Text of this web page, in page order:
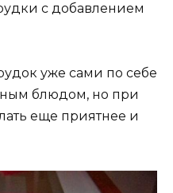
с добавлением
уже сами по себе
блюдом, но при
еще приятнее и